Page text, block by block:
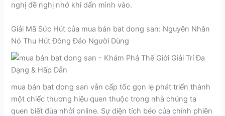
nghị đề nghị nhớ khi dấn mình vào.
Giải Mã Sức Hút của mua bán bat dong san: Nguyên Nhân
Nó Thu Hút Đông Đảo Người Dùng
mua bán bat dong san vẫn cấp tốc gọn lẹ phát triển thành
một chiếc thương hiệu quen thuộc trong nhà chúng ta
quen biết đùa nhởi online. Sự diện tích béo của chính phiên